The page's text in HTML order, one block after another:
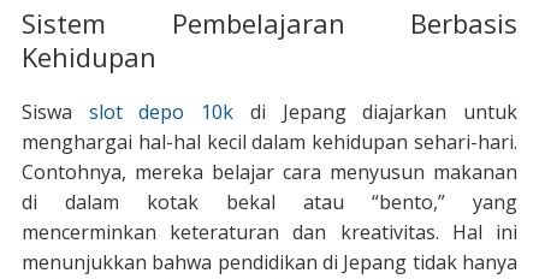
Sistem Pembelajaran Berbasis
Kehidupan
Siswa slot depo 10k di Jepang diajarkan untuk
menghargai hal-hal kecil dalam kehidupan sehari-hari.
Contohnya, mereka belajar cara menyusun makanan
di dalam kotak bekal atau “bento,” yang
mencerminkan keteraturan dan kreativitas. Hal ini
menunjukkan bahwa pendidikan di Jepang tidak hanya